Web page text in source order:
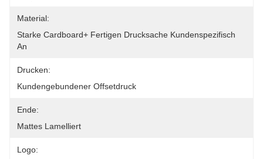
Material:
Starke Cardboard+ Fertigen Drucksache Kundenspezifisch
An
Drucken:
Kundengebundener Offsetdruck
Ende:
Mattes Lamelliert
Logo: